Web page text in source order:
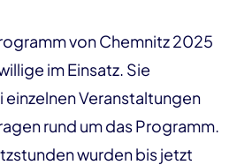
von Chemnitz 2025
im Einsatz. Sie
Veranstaltungen
rund um das Programm.
wurden bis jetzt